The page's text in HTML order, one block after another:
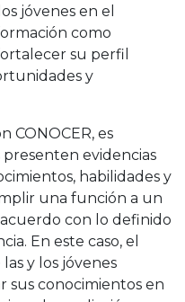
jóvenes en el
como
su perfil
y
CONOCER, es
evidencias
habilidades y
una función a un
con lo definido
En este caso, el
y los jóvenes
sus conocimientos en